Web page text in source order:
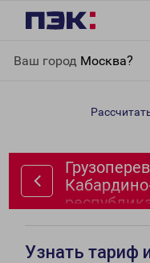
Ваш город Москва?
Балкарская республика
Узнать тариф